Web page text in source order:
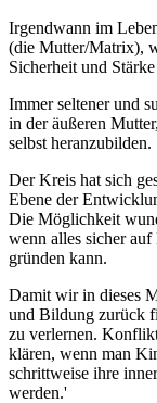
Irgendwann im
(die Mutter/Matrix),
Sicherheit und
Immer seltener und
in der äußeren
selbst heranzubilden.
Der Kreis hat sich
Ebene der
Die Möglichkeit
wenn alles sicher
gründen kann.
Damit wir in dieses
und Bildung zurück
zu verlernen.
klären, wenn man
schrittweise ihre
werden.'